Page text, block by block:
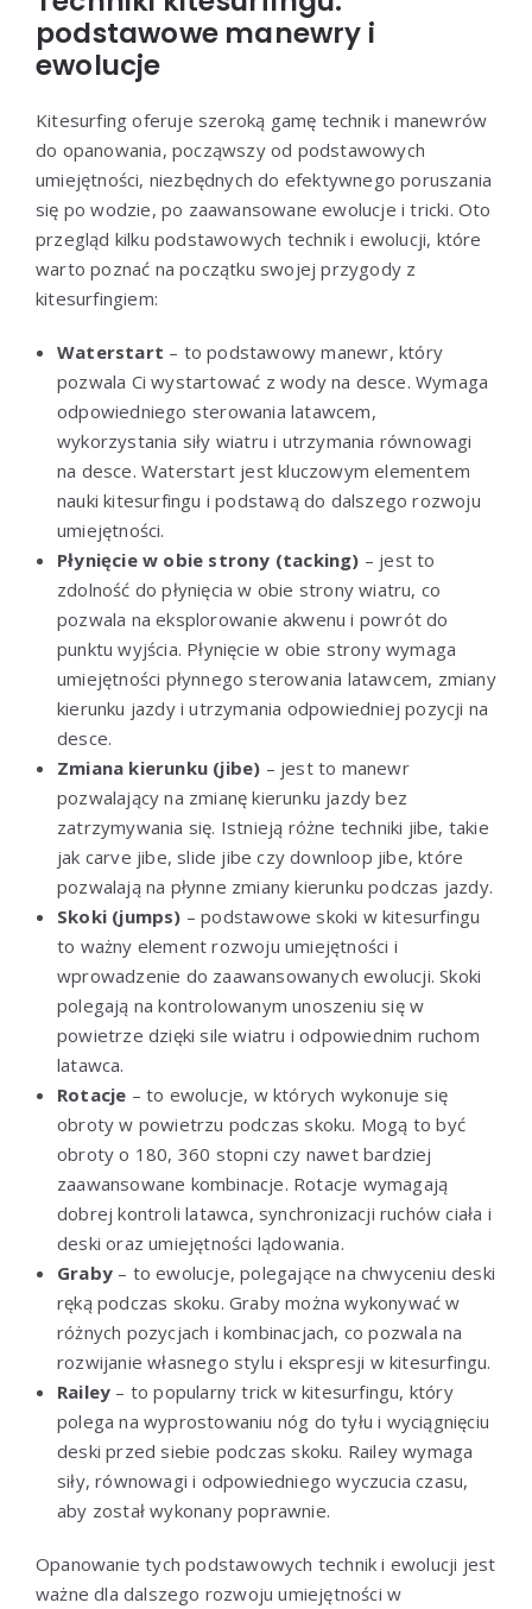
podstawowe manewry i
ewolucje
Kitesurfing oferuje szeroką gamę technik i manewrów
do opanowania, począwszy od podstawowych
umiejętności, niezbędnych do efektywnego poruszania
się po wodzie, po zaawansowane ewolucje i tricki. Oto
przegląd kilku podstawowych technik i ewolucji, które
warto poznać na początku swojej przygody z
kitesurfingiem:
Waterstart – to podstawowy manewr, który
pozwala Ci wystartować z wody na desce. Wymaga
odpowiedniego sterowania latawcem,
wykorzystania siły wiatru i utrzymania równowagi
na desce. Waterstart jest kluczowym elementem
nauki kitesurfingu i podstawą do dalszego rozwoju
umiejętności.
Płynięcie w obie strony (tacking) – jest to
zdolność do płynięcia w obie strony wiatru, co
pozwala na eksplorowanie akwenu i powrót do
punktu wyjścia. Płynięcie w obie strony wymaga
umiejętności płynnego sterowania latawcem, zmiany
kierunku jazdy i utrzymania odpowiedniej pozycji na
desce.
Zmiana kierunku (jibe) – jest to manewr
pozwalający na zmianę kierunku jazdy bez
zatrzymywania się. Istnieją różne techniki jibe, takie
jak carve jibe, slide jibe czy downloop jibe, które
pozwalają na płynne zmiany kierunku podczas jazdy.
Skoki (jumps) – podstawowe skoki w kitesurfingu
to ważny element rozwoju umiejętności i
wprowadzenie do zaawansowanych ewolucji. Skoki
polegają na kontrolowanym unoszeniu się w
powietrze dzięki sile wiatru i odpowiednim ruchom
latawca.
Rotacje – to ewolucje, w których wykonuje się
obroty w powietrzu podczas skoku. Mogą to być
obroty o 180, 360 stopni czy nawet bardziej
zaawansowane kombinacje. Rotacje wymagają
dobrej kontroli latawca, synchronizacji ruchów ciała i
deski oraz umiejętności lądowania.
Graby – to ewolucje, polegające na chwyceniu deski
ręką podczas skoku. Graby można wykonywać w
różnych pozycjach i kombinacjach, co pozwala na
rozwijanie własnego stylu i ekspresji w kitesurfingu.
Railey – to popularny trick w kitesurfingu, który
polega na wyprostowaniu nóg do tyłu i wyciągnięciu
deski przed siebie podczas skoku. Railey wymaga
siły, równowagi i odpowiedniego wyczucia czasu,
aby został wykonany poprawnie.
Opanowanie tych podstawowych technik i ewolucji jest
ważne dla dalszego rozwoju umiejętności w